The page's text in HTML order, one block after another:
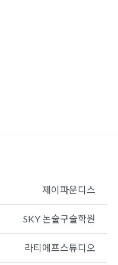
제이파운디스
SKY 논술구술학원
라티에프스튜디오